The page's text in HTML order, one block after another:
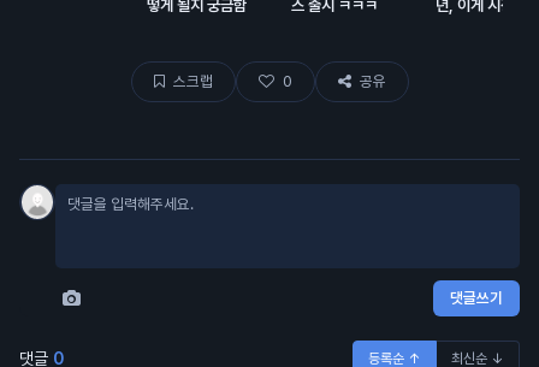
떻게 될지 궁금함
스 출시 ㅋㅋㅋ
년, 이게 시장에
스크랩 0 공유
댓글쓰기
댓글 0 등록순 ↑ 최신순 ↓